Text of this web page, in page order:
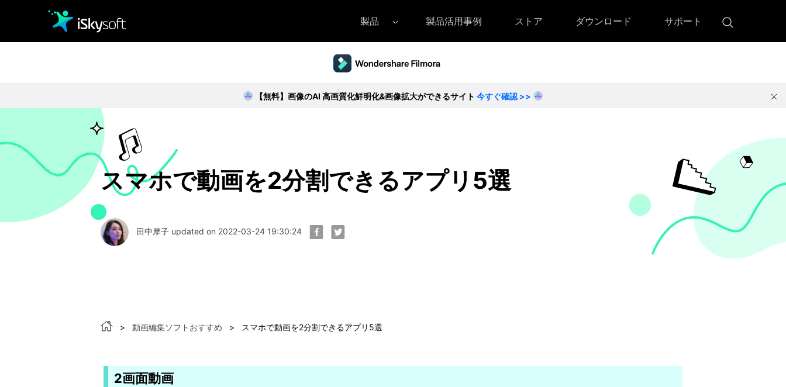
製品
ユーティリティ
Filmora（フィモーラ）
• DVD Memory for Windows
製品活用事例 ストア ダウンロード サポート
【無料】画像のAI 高画質化鮮明化&画像拡大ができるサイト 今すぐ確認 >>
スマホで動画を2分割できるアプリ5選
田中摩子 updated on 2022-03-24 19:30:24
> 動画編集ソフトおすすめ > スマホで動画を2分割できるアプリ5選
2画面動画